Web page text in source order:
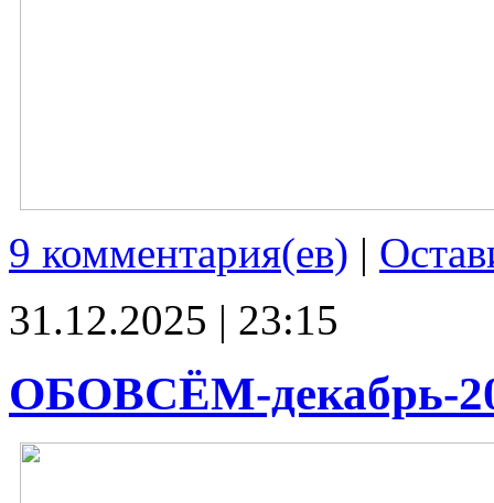
9 комментария(ев) |
31.12.2025 | 23:15
ОБОВСЁМ-декабрь-